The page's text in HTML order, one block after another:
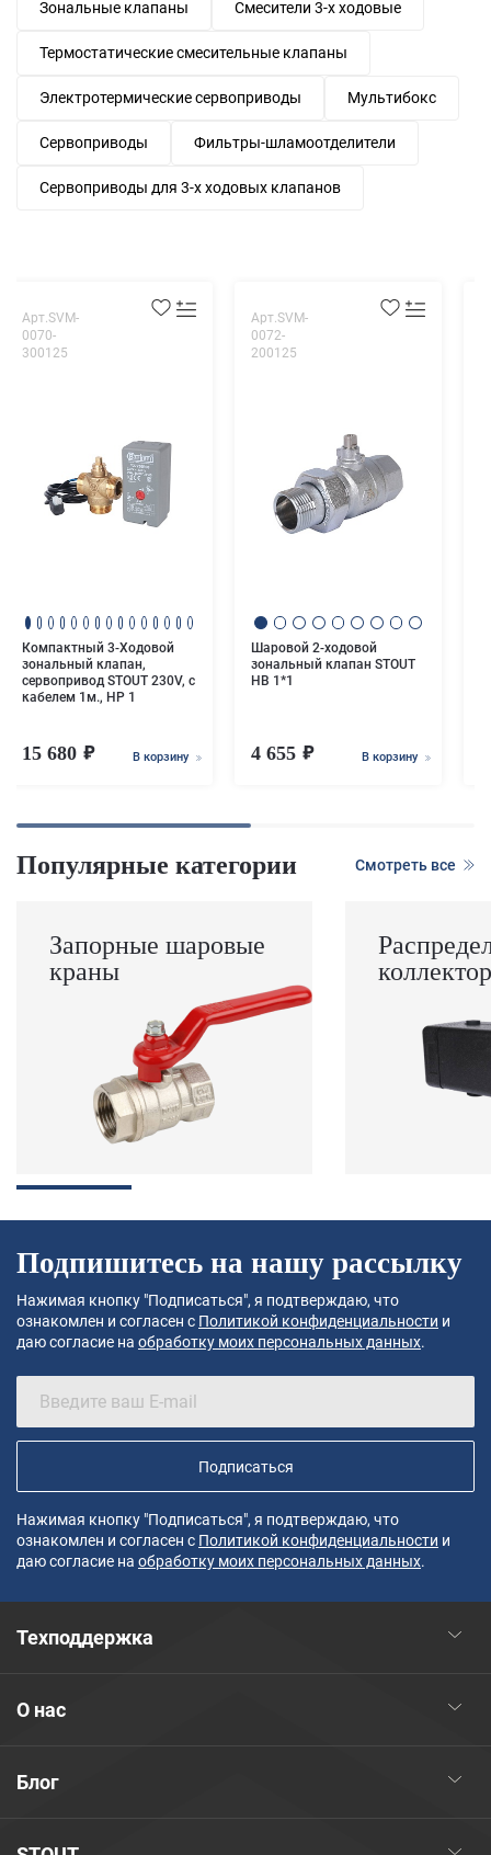
Зональные клапаны Смесители 3-х ходовые
Термостатические смесительные клапаны
Электротермические сервоприводы Мультибокс
Сервоприводы Фильтры-шламоотделители
Сервоприводы для 3-х ходовых клапанов
Арт.SVM-
0070-
300125
Компактный 3-Ходовой
зональный клапан,
сервопривод STOUT 230V, с
кабелем 1м., НР 1
15 680 В корзину
Арт.SVM-
0072-
200125
Шаровой 2-ходовой
зональный клапан STOUT
НВ 1*1
4 655 В корзину
Популярные категории Смотреть все
Запорные шаровые
краны
Подпишитесь на нашу рассылку
Нажимая кнопку "Подписаться", я подтверждаю, что
ознакомлен и согласен с Политикой конфиденциальности и
даю согласие на обработку моих персональных данных.
Подписаться
Нажимая кнопку "Подписаться", я подтверждаю, что
ознакомлен и согласен с Политикой конфиденциальности и
даю согласие на обработку моих персональных данных.
Блог
О нас
Техподдержка